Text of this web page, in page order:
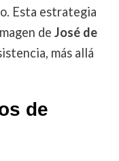
Esta estrategia
de José de
más allá
de